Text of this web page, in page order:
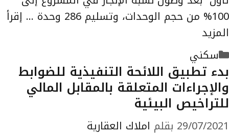
100% من حجم الوحدات، وتسليم 286 وحدة …
إقرأ
المزيد
التصنيفات
سكني
بدء تطبيق اللائحة التنفيذية للضوابط
والإجراءات المتعلقة بالمقابل المالي
للتراخيص البيئية
29/07/2021 بقلم املاك العقارية